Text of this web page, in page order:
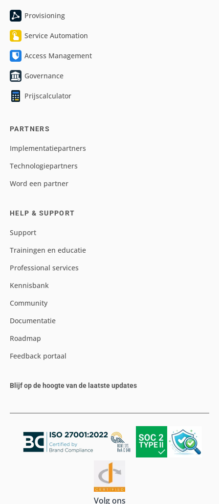
Provisioning
Service Automation
Access Management
Governance
Prijscalculator
PARTNERS
Implementatiepartners
Technologiepartners
Word een partner
HELP & SUPPORT
Support
Trainingen en educatie
Professional services
Kennisbank
Community
Documentatie
Roadmap
Feedback portaal
Blijf op de hoogte van de laatste updates
Volg ons